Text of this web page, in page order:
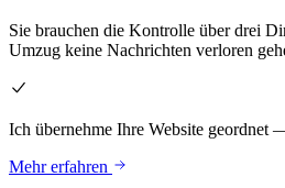
Sie brauchen die Kontrolle über drei
Umzug keine Nachrichten verloren
Ich übernehme Ihre Website geordnet
Mehr erfahren